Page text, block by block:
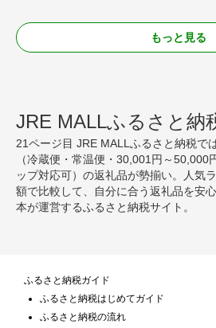
もっと見る
JRE MALLふるさと納
21ページ目 JRE MALLふるさと納税で
（冷蔵便・常温便・30,001円～50,000
ップ対応可）の返礼品が勢揃い。人気
額で比較して、自分に合う返礼品を安
本が運営するふるさと納税サイト。
ふるさと納税ガイド
ふるさと納税はじめてガイド
ふるさと納税の流れ